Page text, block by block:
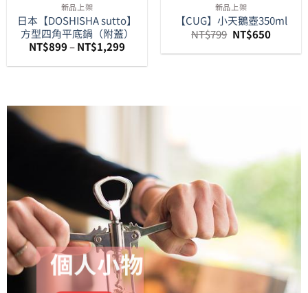
新品上架
日本【DOSHISHA sutto】
方型四角平底鍋（附蓋）
NT$899–NT$1,299
新品上架
【CUG】小天鵝壺350ml
NT$799 原
始
價
NT$650目
前
價
個人小物